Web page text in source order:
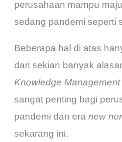
perusahaan mampu
sedang pandemi seperti
Beberapa hal di atas
dari sekian banyak
Knowledge Management
sangat penting bagi
pandemi dan eranew
sekarang ini.